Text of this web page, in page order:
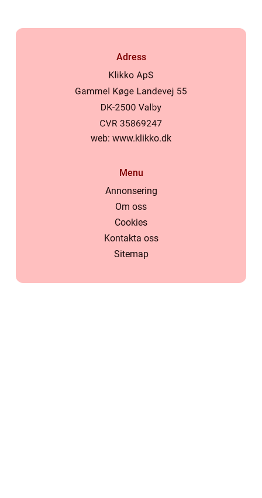
Adress
web: www.klikko.dk
Menu
Annonsering
Om oss
Cookies
Kontakta oss
Sitemap